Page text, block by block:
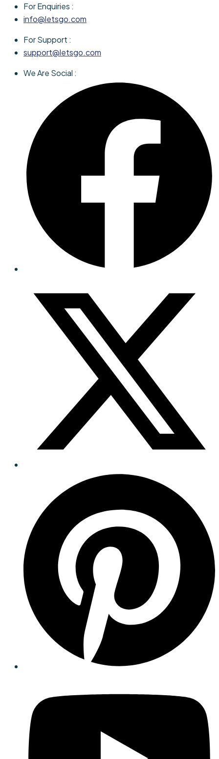
For Enquiries :
info@letsgo.com
For Support :
support@letsgo.com
We Are Social :